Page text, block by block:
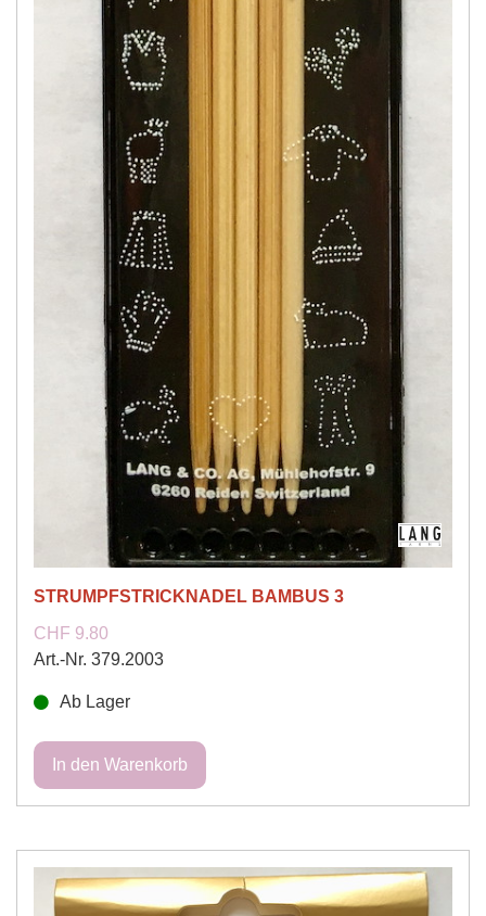
STRUMPFSTRICKNADEL BAMBUS 3
CHF 9.80
Art.-Nr. 379.2003
Ab Lager